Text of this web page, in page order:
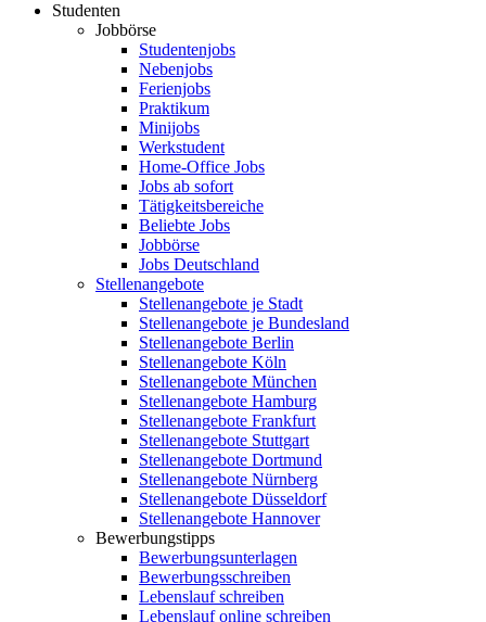
Studenten
Jobbörse
Studentenjobs
Nebenjobs
Ferienjobs
Praktikum
Minijobs
Werkstudent
Home-Office Jobs
Jobs ab sofort
Tätigkeitsbereiche
Beliebte Jobs
Jobbörse
Jobs Deutschland
Stellenangebote
Stellenangebote je Stadt
Stellenangebote je Bundesland
Stellenangebote Berlin
Stellenangebote Köln
Stellenangebote München
Stellenangebote Hamburg
Stellenangebote Frankfurt
Stellenangebote Stuttgart
Stellenangebote Dortmund
Stellenangebote Nürnberg
Stellenangebote Düsseldorf
Stellenangebote Hannover
Bewerbungstipps
Bewerbungsunterlagen
Bewerbungsschreiben
Lebenslauf schreiben
Lebenslauf online schreiben